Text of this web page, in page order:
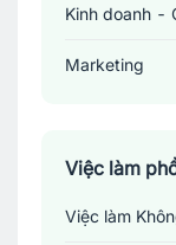
Kinh doanh -
Marketing
Tài chính -
Xây dựng
Việc làm
Việc làm